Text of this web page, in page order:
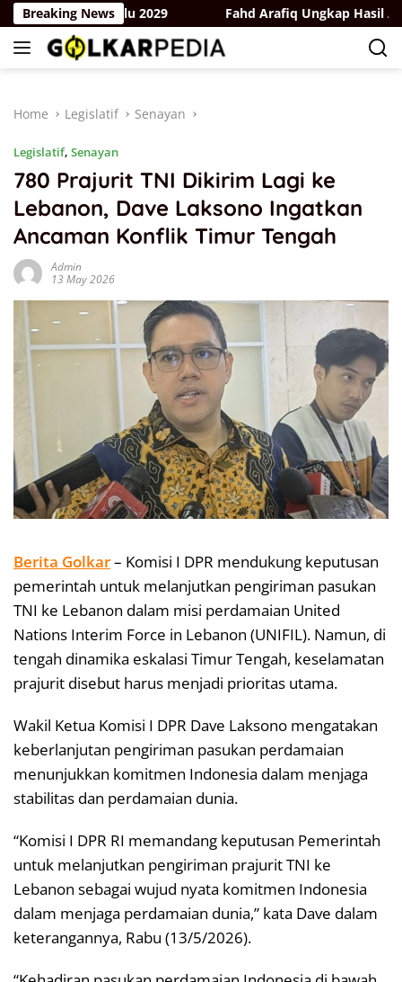
Skip
to
content
Breaking News
Pemilu 2029 Fahd Arafiq Ungkap Hasil Audit
Home Legislatif Senayan
Legislatif, Senayan
780 Prajurit TNI Dikirim Lagi ke
Lebanon, Dave Laksono Ingatkan
Ancaman Konflik Timur Tengah
Admin
13 May 2026
Berita Golkar– Komisi I DPR mendukung keputusan
pemerintah untuk melanjutkan pengiriman pasukan
TNI ke Lebanon dalam misi perdamaian United
Nations Interim Force in Lebanon (UNIFIL). Namun, di
tengah dinamika eskalasi Timur Tengah, keselamatan
prajurit disebut harus menjadi prioritas utama.
Wakil Ketua Komisi I DPR Dave Laksono mengatakan
keberlanjutan pengiriman pasukan perdamaian
menunjukkan komitmen Indonesia dalam menjaga
stabilitas dan perdamaian dunia.
“Komisi I DPR RI memandang keputusan Pemerintah
untuk melanjutkan pengiriman prajurit TNI ke
Lebanon sebagai wujud nyata komitmen Indonesia
dalam menjaga perdamaian dunia,” kata Dave dalam
keterangannya, Rabu (13/5/2026).